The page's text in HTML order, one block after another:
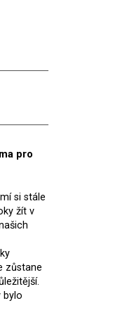
pro
si stále
žít v
zůstane
bylo